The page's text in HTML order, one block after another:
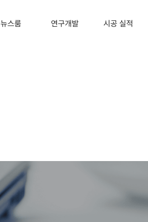
뉴스룸 연구개발 시공 실적